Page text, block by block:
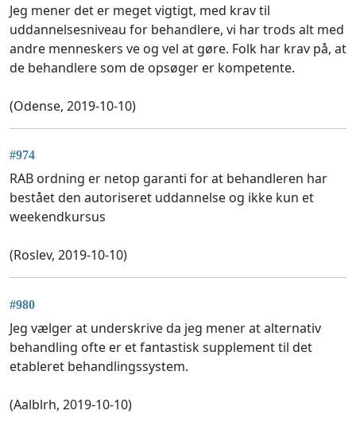
Jeg mener det er meget vigtigt, med krav til
uddannelsesniveau for behandlere, vi har trods alt med
andre menneskers ve og vel at gøre. Folk har krav på, at
de behandlere som de opsøger er kompetente.
(Odense, 2019-10-10)
#974
RAB ordning er netop garanti for at behandleren har
bestået den autoriseret uddannelse og ikke kun et
weekendkursus
(Roslev, 2019-10-10)
#980
Jeg vælger at underskrive da jeg mener at alternativ
behandling ofte er et fantastisk supplement til det
etableret behandlingssystem.
(Aalblrh, 2019-10-10)